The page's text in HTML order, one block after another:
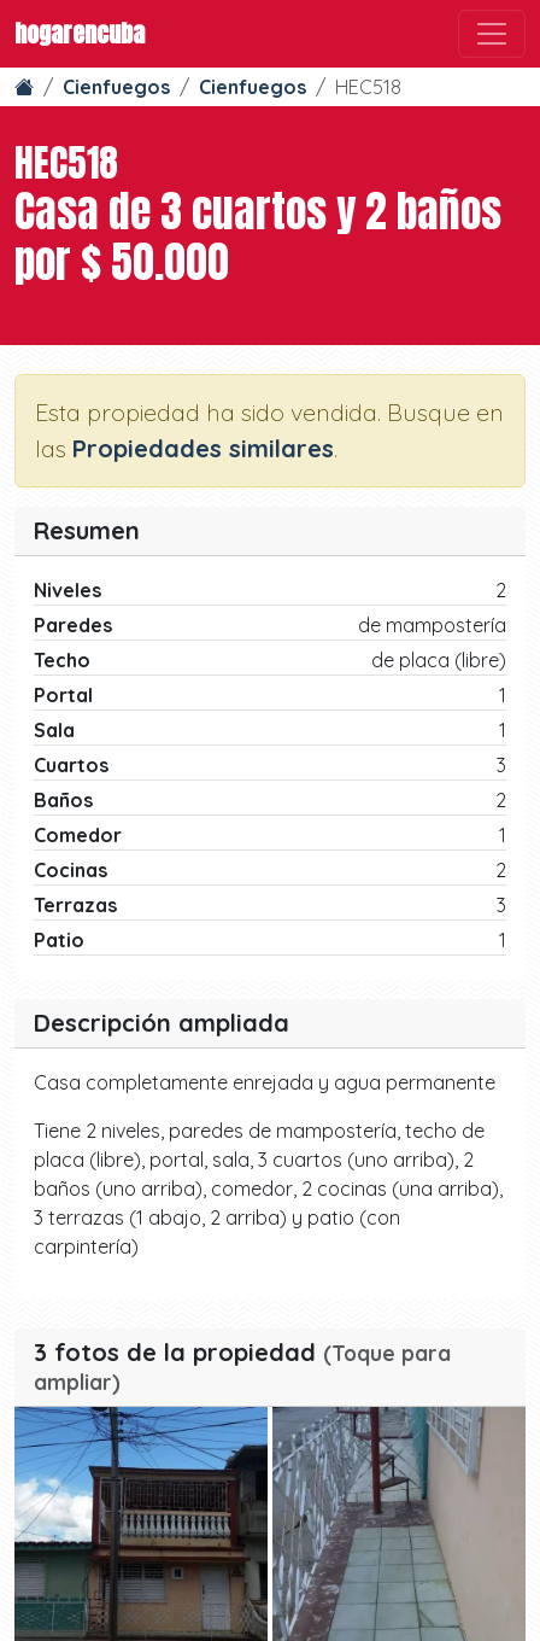
hogarencuba
Cienfuegos Cienfuegos HEC518
HEC518
Casa de 3 cuartos y 2 baños
por $ 50.000
Esta propiedad ha sido vendida. Busque en
las Propiedades similares.
Resumen
Niveles
2
Paredes
de mampostería
Techo
de placa (libre)
Portal
1
Sala
1
Cuartos
3
Baños
2
Comedor
1
Cocinas
2
Terrazas
3
Patio
1
Descripción ampliada
Casa completamente enrejada y agua permanente
Tiene 2 niveles, paredes de mampostería, techo de
placa (libre), portal, sala, 3 cuartos (uno arriba), 2
baños (uno arriba), comedor, 2 cocinas (una arriba),
3 terrazas (1 abajo, 2 arriba) y patio (con
carpintería)
3 fotos de la propiedad (Toque para
ampliar)